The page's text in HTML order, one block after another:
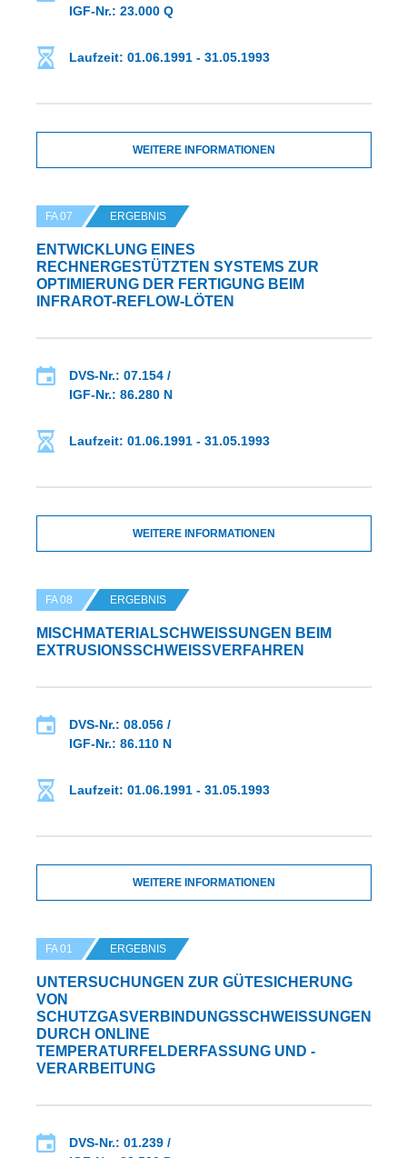
IGF-Nr.: 23.000 Q
Laufzeit: 01.06.1991 - 31.05.1993
WEITERE INFORMATIONEN
FA 07 ERGEBNIS
ENTWICKLUNG EINES
RECHNERGESTÜTZTEN SYSTEMS ZUR
OPTIMIERUNG DER FERTIGUNG BEIM
INFRAROT-REFLOW-LÖTEN
DVS-Nr.: 07.154 /
IGF-Nr.: 86.280 N
Laufzeit: 01.06.1991 - 31.05.1993
WEITERE INFORMATIONEN
FA 08 ERGEBNIS
MISCHMATERIALSCHWEISSUNGEN BEIM E
XTRUSIONSSCHWEISSVERFAHREN
DVS-Nr.: 08.056 /
IGF-Nr.: 86.110 N
Laufzeit: 01.06.1991 - 31.05.1993
WEITERE INFORMATIONEN
FA 01 ERGEBNIS
UNTERSUCHUNGEN ZUR GÜTESICHERUNG
VON
SCHUTZGASVERBINDUNGSSCHWEISSUNGEN D
URCH ONLINE T
EMPERATURFELDERFASSUNG UND -V
ERARBEITUNG
DVS-Nr.: 01.239 /